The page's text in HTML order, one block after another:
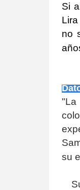
Si
no
"La
su